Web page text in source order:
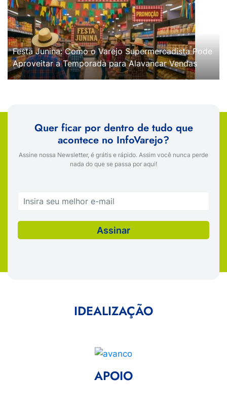
Festa Junina: Como o Varejo Supermercadista Pode
Aproveitar a Temporada para Alavancar Vendas
Quer ficar por dentro de tudo que
acontece no InfoVarejo?
Assine nossa Newsletter, é grátis e rápido. Assim você nunca perde
nada do que se passa por aqui!
IDEALIZAÇÃO
APOIO